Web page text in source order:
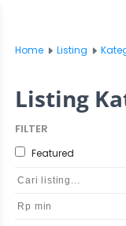
Home Listing
Listing
FILTER
Featured